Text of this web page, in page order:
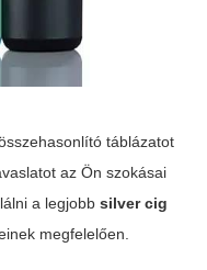
táblázatot
az Ön szokásai
a legjobb silver cig
megfelelően.